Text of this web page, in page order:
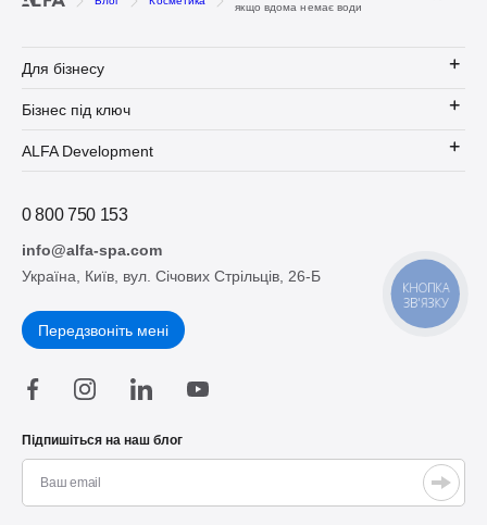
якщо вдома немає води
Для бізнесу
Бізнес під ключ
ALFA Development
0 800 750 153
info@alfa-spa.com
Україна, Київ, вул. Січових Стрільців, 26-Б
Передзвоніть мені
Підпишіться на наш блог
КНОПКА
ЗВ'ЯЗКУ